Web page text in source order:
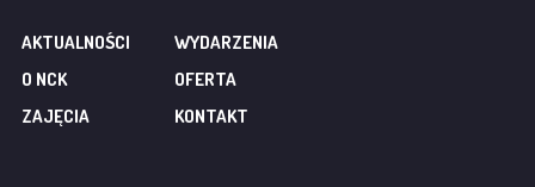
AKTUALNOŚCI
WYDARZENIA
O NCK
OFERTA
ZAJĘCIA
KONTAKT